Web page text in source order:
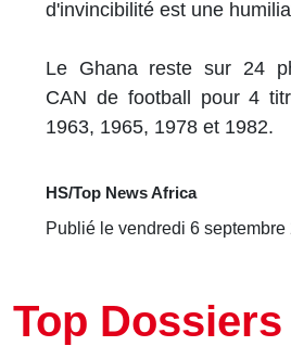
d'invincibilité est une
Le Ghana reste sur 24
CAN de football pour 4
1963, 1965, 1978 et 1982.
HS/Top News Africa
Publié le vendredi 6 septembre
Top Dossiers